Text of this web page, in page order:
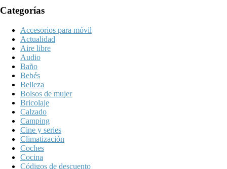
Categorías
Accesorios para móvil
Actualidad
Aire libre
Audio
Baño
Bebés
Belleza
Bolsos de mujer
Bricolaje
Calzado
Camping
Cine y series
Climatización
Coches
Cocina
Códigos de descuento